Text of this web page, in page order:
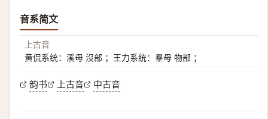
音系简文
上古音
黄侃系统：溪母 沒部 ；王力系统：羣母 物部 ；
韵书 上古音 中古音